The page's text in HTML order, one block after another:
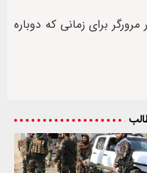
برای زمانی که دوباره